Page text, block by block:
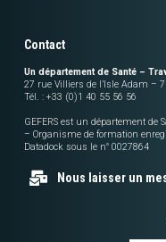
Contact
Un département de Santé –
27 rue Villiers de l’Isle Adam –
Tél. : +33 (0)1 40 55 56 56
GEFERS est un département de
– Organisme de formation
Datadock sous le n° 0027864
Nous laisser un